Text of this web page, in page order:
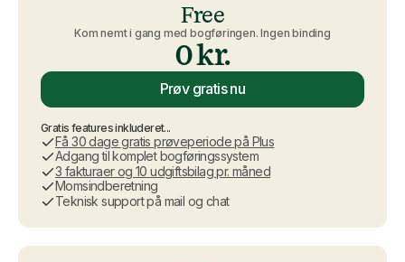
Free
Kom nemt i gang med bogføringen. Ingen binding
0 kr.
Prøv gratis nu
Gratis features inkluderet...
Få 30 dage gratis prøveperiode på Plus
Adgang til komplet bogføringssystem
3 fakturaer og 10 udgiftsbilag pr. måned
Momsindberetning
Teknisk support på mail og chat